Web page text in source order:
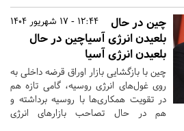
12:44 - 17 شهریور 1404
چین در حال
بلعیدن انرژی آسیاچین در حال
بلعیدن انرژی آسیا
چین با بازگشایی بازار اوراق قرضه داخلی به
روی غول‌های انرژی روسیه، گامی تازه هم
در تقویت همکاری‌ها با روسیه برداشته و
هم در حال تصاحب بازارهای انرژی